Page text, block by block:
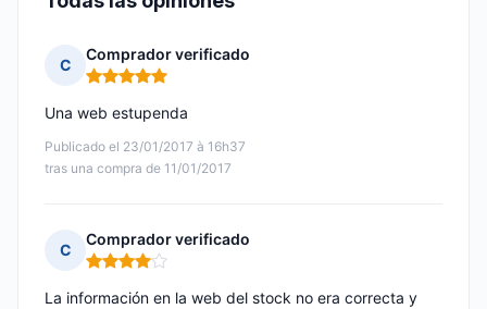
C
Comprador verificado
Nota: 5 de 5
Publicado el 23/01/2017 à 16h37
tras una compra de 11/01/2017
Una web estupenda
C
Comprador verificado
Nota: 4 de 5
La información en la web del stock no era correcta y